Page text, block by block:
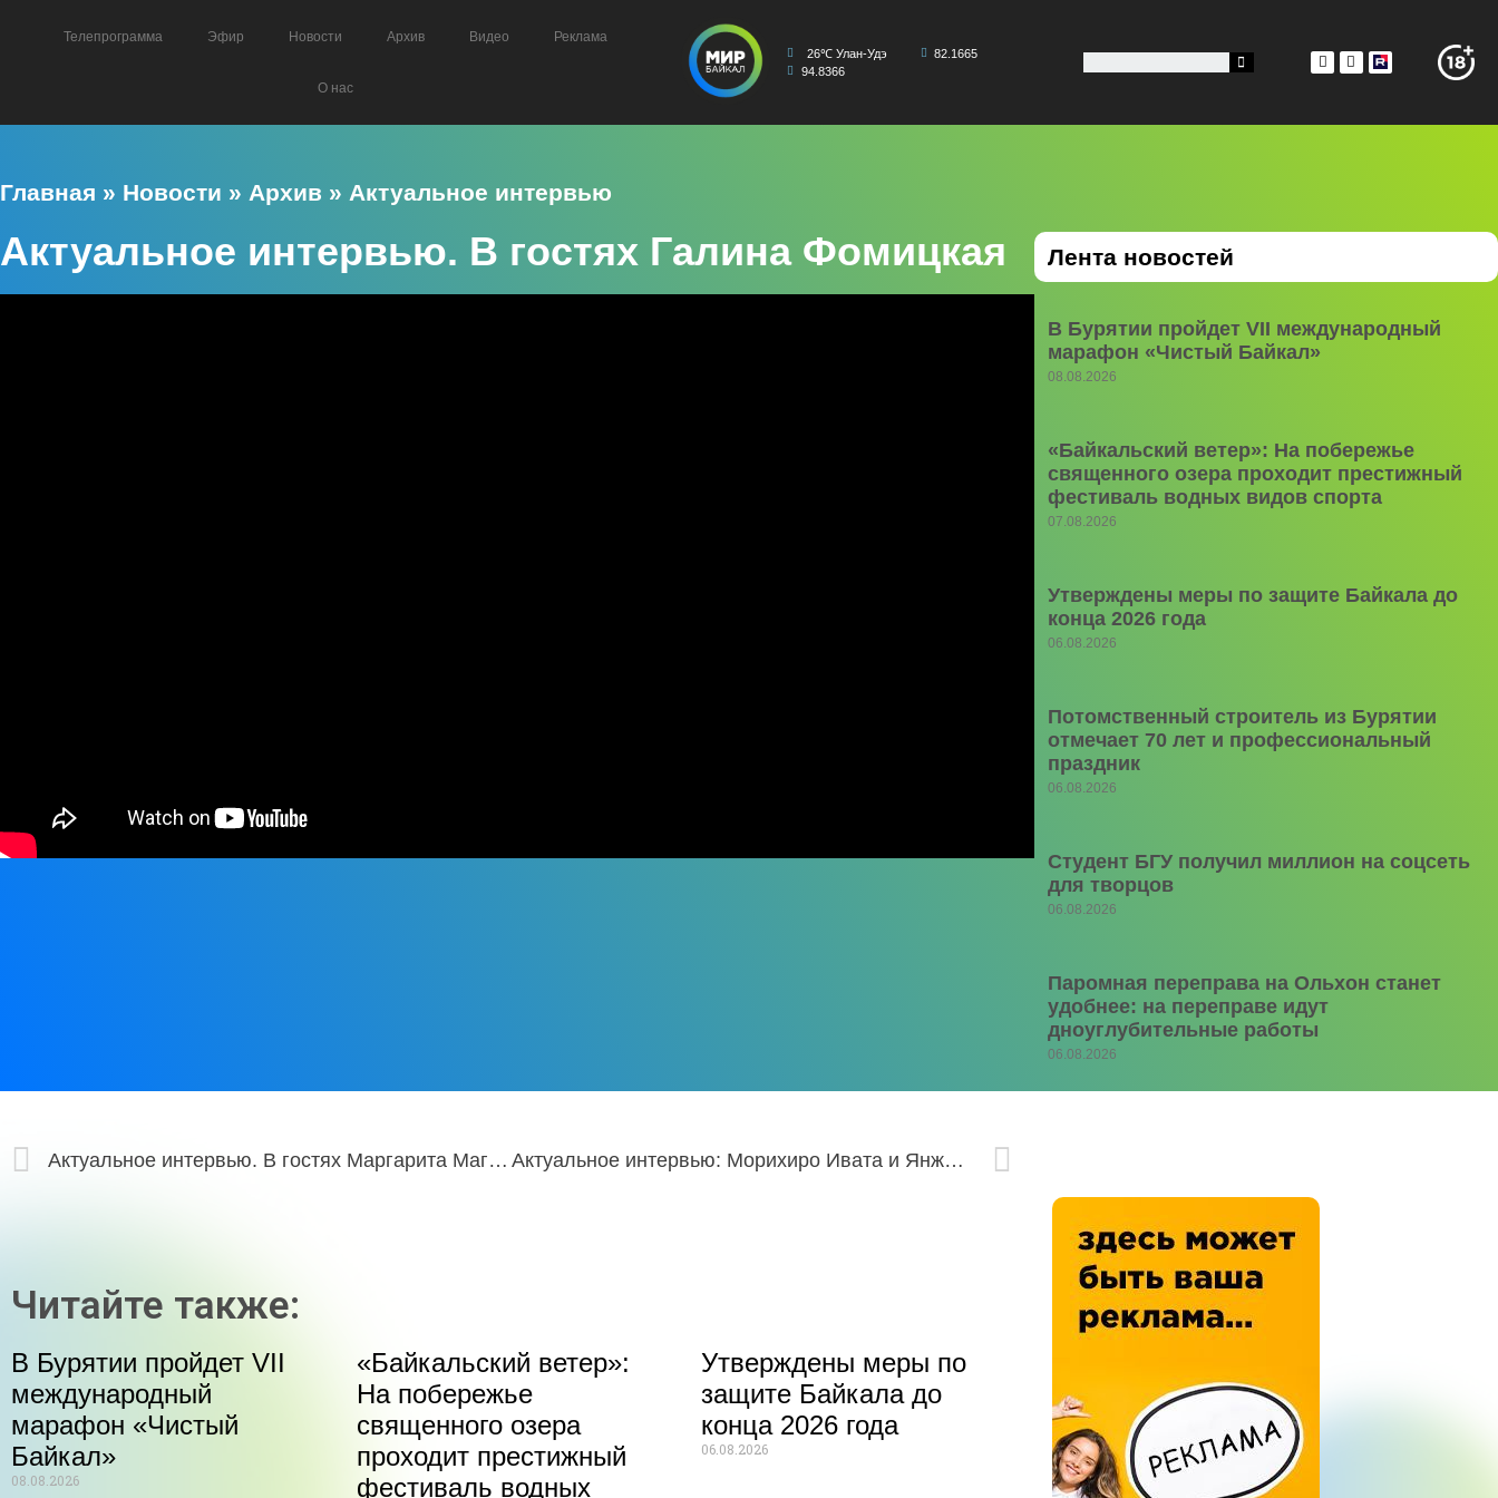
Телепрограмма Эфир Новости Архив Видео Реклама
О нас
26℃ Улан-Удэ
82.1665
94.8366
Главная » Новости » Архив » Актуальное интервью
Актуальное интервью. В гостях Галина Фомицкая Лента новостей
В Бурятии пройдет VII международный
марафон «Чистый Байкал»
08.08.2026
«Байкальский ветер»: На побережье
священного озера проходит престижный
фестиваль водных видов спорта
07.08.2026
Утверждены меры по защите Байкала до
конца 2026 года
06.08.2026
Потомственный строитель из Бурятии
отмечает 70 лет и профессиональный
праздник
06.08.2026
Студент БГУ получил миллион на соцсеть
для творцов
06.08.2026
Паромная переправа на Ольхон станет
удобнее: на переправе идут
дноуглубительные работы
06.08.2026
Актуальное интервью. В гостях Маргарита Магомедова Актуальное интервью: Морихиро Ивата и Янжима Васильева
Читайте также:
В Бурятии пройдет VII
международный
марафон «Чистый
Байкал»
08.08.2026
«Байкальский ветер»:
На побережье
священного озера
проходит престижный
фестиваль водных
Утверждены меры по
защите Байкала до
конца 2026 года
06.08.2026